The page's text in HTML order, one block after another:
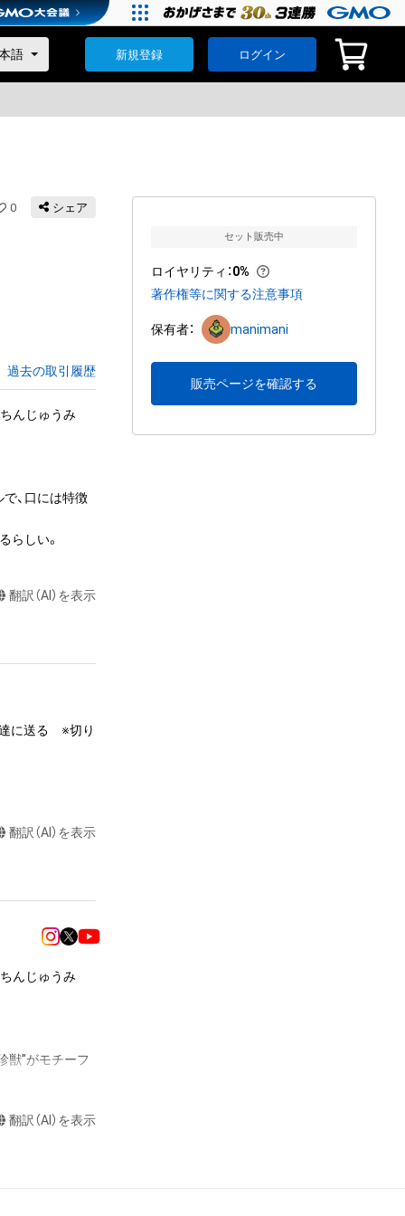
新規登録 ログイン
0 シェア
過去の取引履歴
んじゅうみ
、口には特徴
らしい。
翻訳（AI）を表示
に送る　※切り
権、特許権、実
味します。)
的財産権を有
その管理委託
の保有者が有
を含みますが、
令に反する利
翻訳（AI）を表示
んじゅうみ
獣”がモチーフ
翻訳（AI）を表示
セット販売中
ロイヤリティ ：0%
著作権等に関する注意事項
保有者： manimani
販売ページを確認する